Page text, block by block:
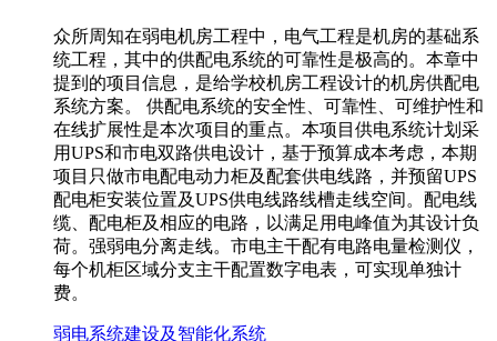
众所周知在弱电机房工程中，电气工程是机房的基础系
统工程，其中的供配电系统的可靠性是极高的。本章中
提到的项目信息，是给学校机房工程设计的机房供配电
系统方案。 供配电系统的安全性、可靠性、可维护性和
在线扩展性是本次项目的重点。本项目供电系统计划采
用UPS和市电双路供电设计，基于预算成本考虑，本期
项目只做市电配电动力柜及配套供电线路，并预留UPS
配电柜安装位置及UPS供电线路线槽走线空间。配电线
缆、配电柜及相应的电路，以满足用电峰值为其设计负
荷。强弱电分离走线。市电主干配有电路电量检测仪，
每个机柜区域分支主干配置数字电表，可实现单独计
费。
弱电系统建设及智能化系统